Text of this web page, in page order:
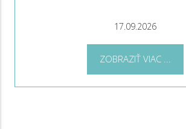
17.09.2026
ZOBRAZIŤ VIAC ...